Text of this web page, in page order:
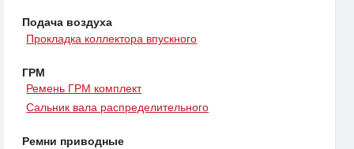
Подача воздуха
Прокладка коллектора впускного
ГРМ
Ремень ГРМ комплект
Сальник вала распределительного
Ремни приводные